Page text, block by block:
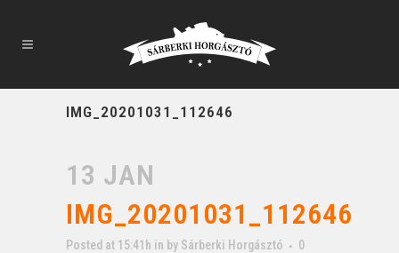
IMG_20201031_112646
13 JAN
IMG_20201031_112646
Posted at 15:41h in by Sárberki Horgásztó
0